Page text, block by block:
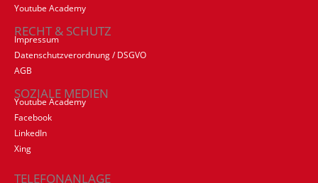
Youtube Academy
RECHT & SCHUTZ
Impressum
Datenschutzverordnung / DSGVO
AGB
SOZIALE MEDIEN
Youtube Academy
Facebook
LinkedIn
Xing
TELEFONANLAGE